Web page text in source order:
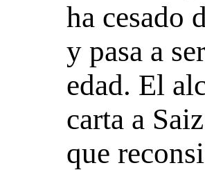
ha cesado
y pasa a
edad. El
carta a
que